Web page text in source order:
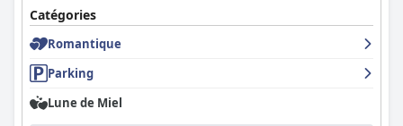
Catégories
Romantique
Parking
Lune de Miel